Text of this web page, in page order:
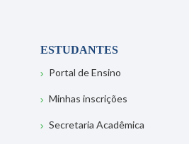
ESTUDANTES
Portal de Ensino
Minhas inscrições
Secretaria Acadêmica